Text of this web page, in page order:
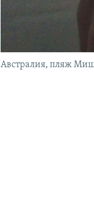
Австралия, пляж